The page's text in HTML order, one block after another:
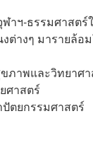
าฯ-ธรรมศาสตร์
งๆ มารายล้อ
าพและวิทยาศา
ศาสตร์
ตยกรรมศาสตร์